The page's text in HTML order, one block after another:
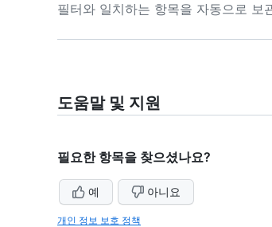
필터와 일치하는 항목을 자동으로 보
도움말 및 지원
필요한 항목을 찾으셨나요?
예 아니요
개인 정보 보호 정책